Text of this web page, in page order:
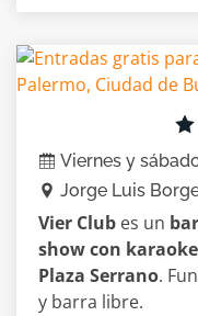
Viernes y sábado
Jorge Luis
Vier Club es un
show con karaoke
Plaza Serrano.
y barra libre.